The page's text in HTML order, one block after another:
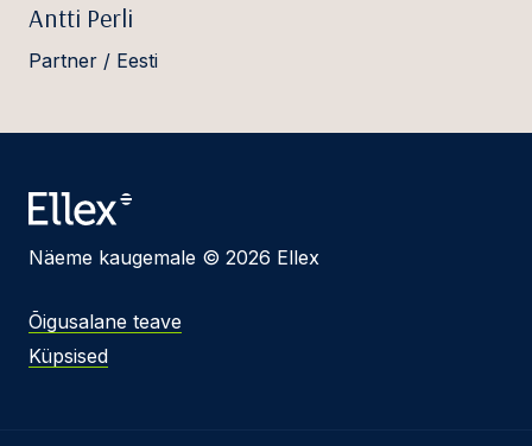
Antti Perli
Partner / Eesti
Näeme kaugemale © 2026 Ellex
Õigusalane teave
Küpsised